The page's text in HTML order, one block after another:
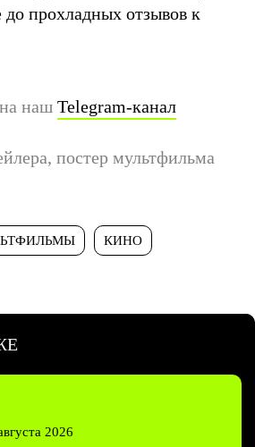
до прохладных отзывов к
наш Telegram-канал
постер мультфильма
КИНО
2026